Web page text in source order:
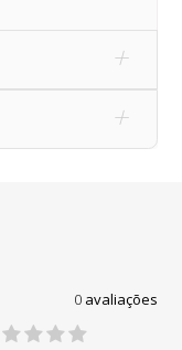
0avaliações